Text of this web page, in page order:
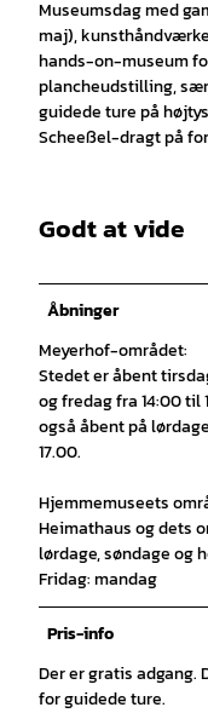
Museumsdag med
maj),
hands-on-museum
plancheudstilling,
guidede ture på
Scheeßel-dragt på
Godt at vide
Åbninger
Meyerhof-området:
Stedet er åbent
og fredag fra 14:00 til
også åbent på
17.00.
Hjemmemuseets
Heimathaus og dets
lørdage, søndage og
Fridag: mandag
Pris-info
Der er gratis adgang.
for guidede ture.